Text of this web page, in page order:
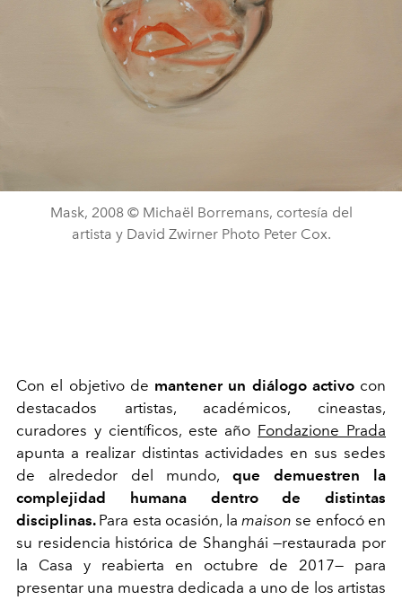
Mask, 2008 © Michaël Borremans, cortesía del
artista y David Zwirner Photo Peter Cox.
Con el objetivo de mantener un diálogo activo con
destacados artistas, académicos, cineastas,
curadores y científicos, este año Fondazione Prada
apunta a realizar distintas actividades en sus sedes
de alrededor del mundo,que demuestren la
complejidad humana dentro de distintas
disciplinas. Para esta ocasión, la maison se enfocó en
su residencia histórica de Shanghái —restaurada por
la Casa y reabierta en octubre de 2017— para
presentar una muestra dedicada a uno de los artistas